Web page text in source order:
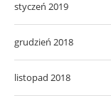
styczeń 2019
grudzień 2018
listopad 2018